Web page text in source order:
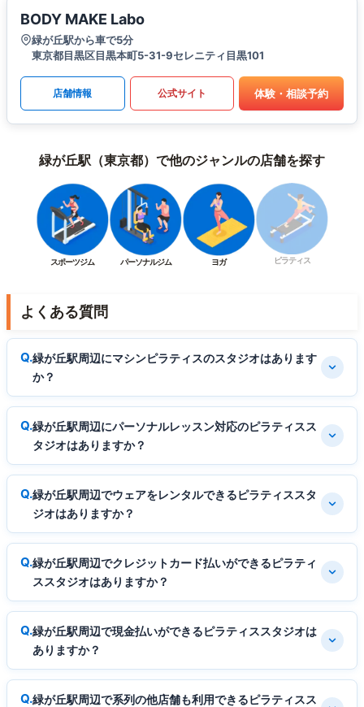
BODY MAKE Labo
緑が丘駅から車で5分
東京都目黒区目黒本町5-31-9セレニティ目黒101
店舗情報 公式サイト 体験・相談予約
緑が丘駅（東京都）で他のジャンルの店舗を探す
スポーツジム パーソナルジム ヨガ ピラティス
よくある質問
緑が丘駅周辺にマシンピラティスのスタジオはあります
か？
緑が丘駅周辺にパーソナルレッスン対応のピラティスス
タジオはありますか？
緑が丘駅周辺でウェアをレンタルできるピラティススタ
ジオはありますか？
緑が丘駅周辺でクレジットカード払いができるピラティ
ススタジオはありますか？
緑が丘駅周辺で現金払いができるピラティススタジオは
ありますか？
緑が丘駅周辺で系列の他店舗も利用できるピラティスス